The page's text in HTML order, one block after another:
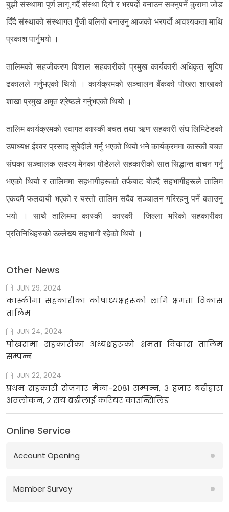
बुझी संस्थामा पूर्ण लागू गर्दै संस्था दिगो र भरपर्दो बनाउन सक्नुपर्ने कुरामा जोड
दिँदै संस्थाको संस्थागत पुँजी बलियो बनाउनु आजको भरपर्दो आवश्यकता माथि
प्रकाश पार्नुभयो ।
तालिमको सहजीकरण विशाल सहकारीको प्रमुख कार्यकारी अधिकृत सुदिप
ढकालले गर्नुभएको थियो । कार्यक्रमको सञ्चालन बैंकको पोखरा शाखाको
शाखा प्रमुख अमृत श्रेष्ठले गर्नुभएको थियो ।
तालिम कार्यक्रमको स्वागत कास्की बचत तथा ऋण सहकारी संघ लिमिटेडको
उपाध्यक्ष ईश्वर प्रसाद सुबेदीले गर्नु भएको थियो भने कार्यक्रममा कास्की बचत
संघका सञ्चालक सदस्य मेनका पौडेलले सहकारीको सात सिद्धान्त वाचन गर्नु
भएको थियो र तालिममा सहभागीहरूको तर्फबाट बोल्दै सहभागीहरूले तालिम
एकदमै फलदायी भएको र यस्तो तालिम सदैव सञ्चालन गरिरहनु पर्ने बताउनु
भयो । साथै तालिममा कास्की कास्की जिल्ला भरिको सहकारीका
प्रतिनिधिहरुको उल्लेख्य सहभागी रहेको थियो ।
Other News
JUN 29, 2024
कास्कीमा सहकारीका कोषाध्यक्षहरूको लागि क्षमता विकास
तालिम
JUN 24, 2024
पोखरामा सहकारीका अध्यक्षहरूको क्षमता विकास तालिम
सम्पन्न
JUN 22, 2024
प्रथम सहकारी रोजगार मेला-२०८१ सम्पन्न, ३ हजार बढीद्वारा
अवलोकन, २ सय बढीलाई करियर काउन्सिलिङ
Online Service
Account Opening
Member Survey